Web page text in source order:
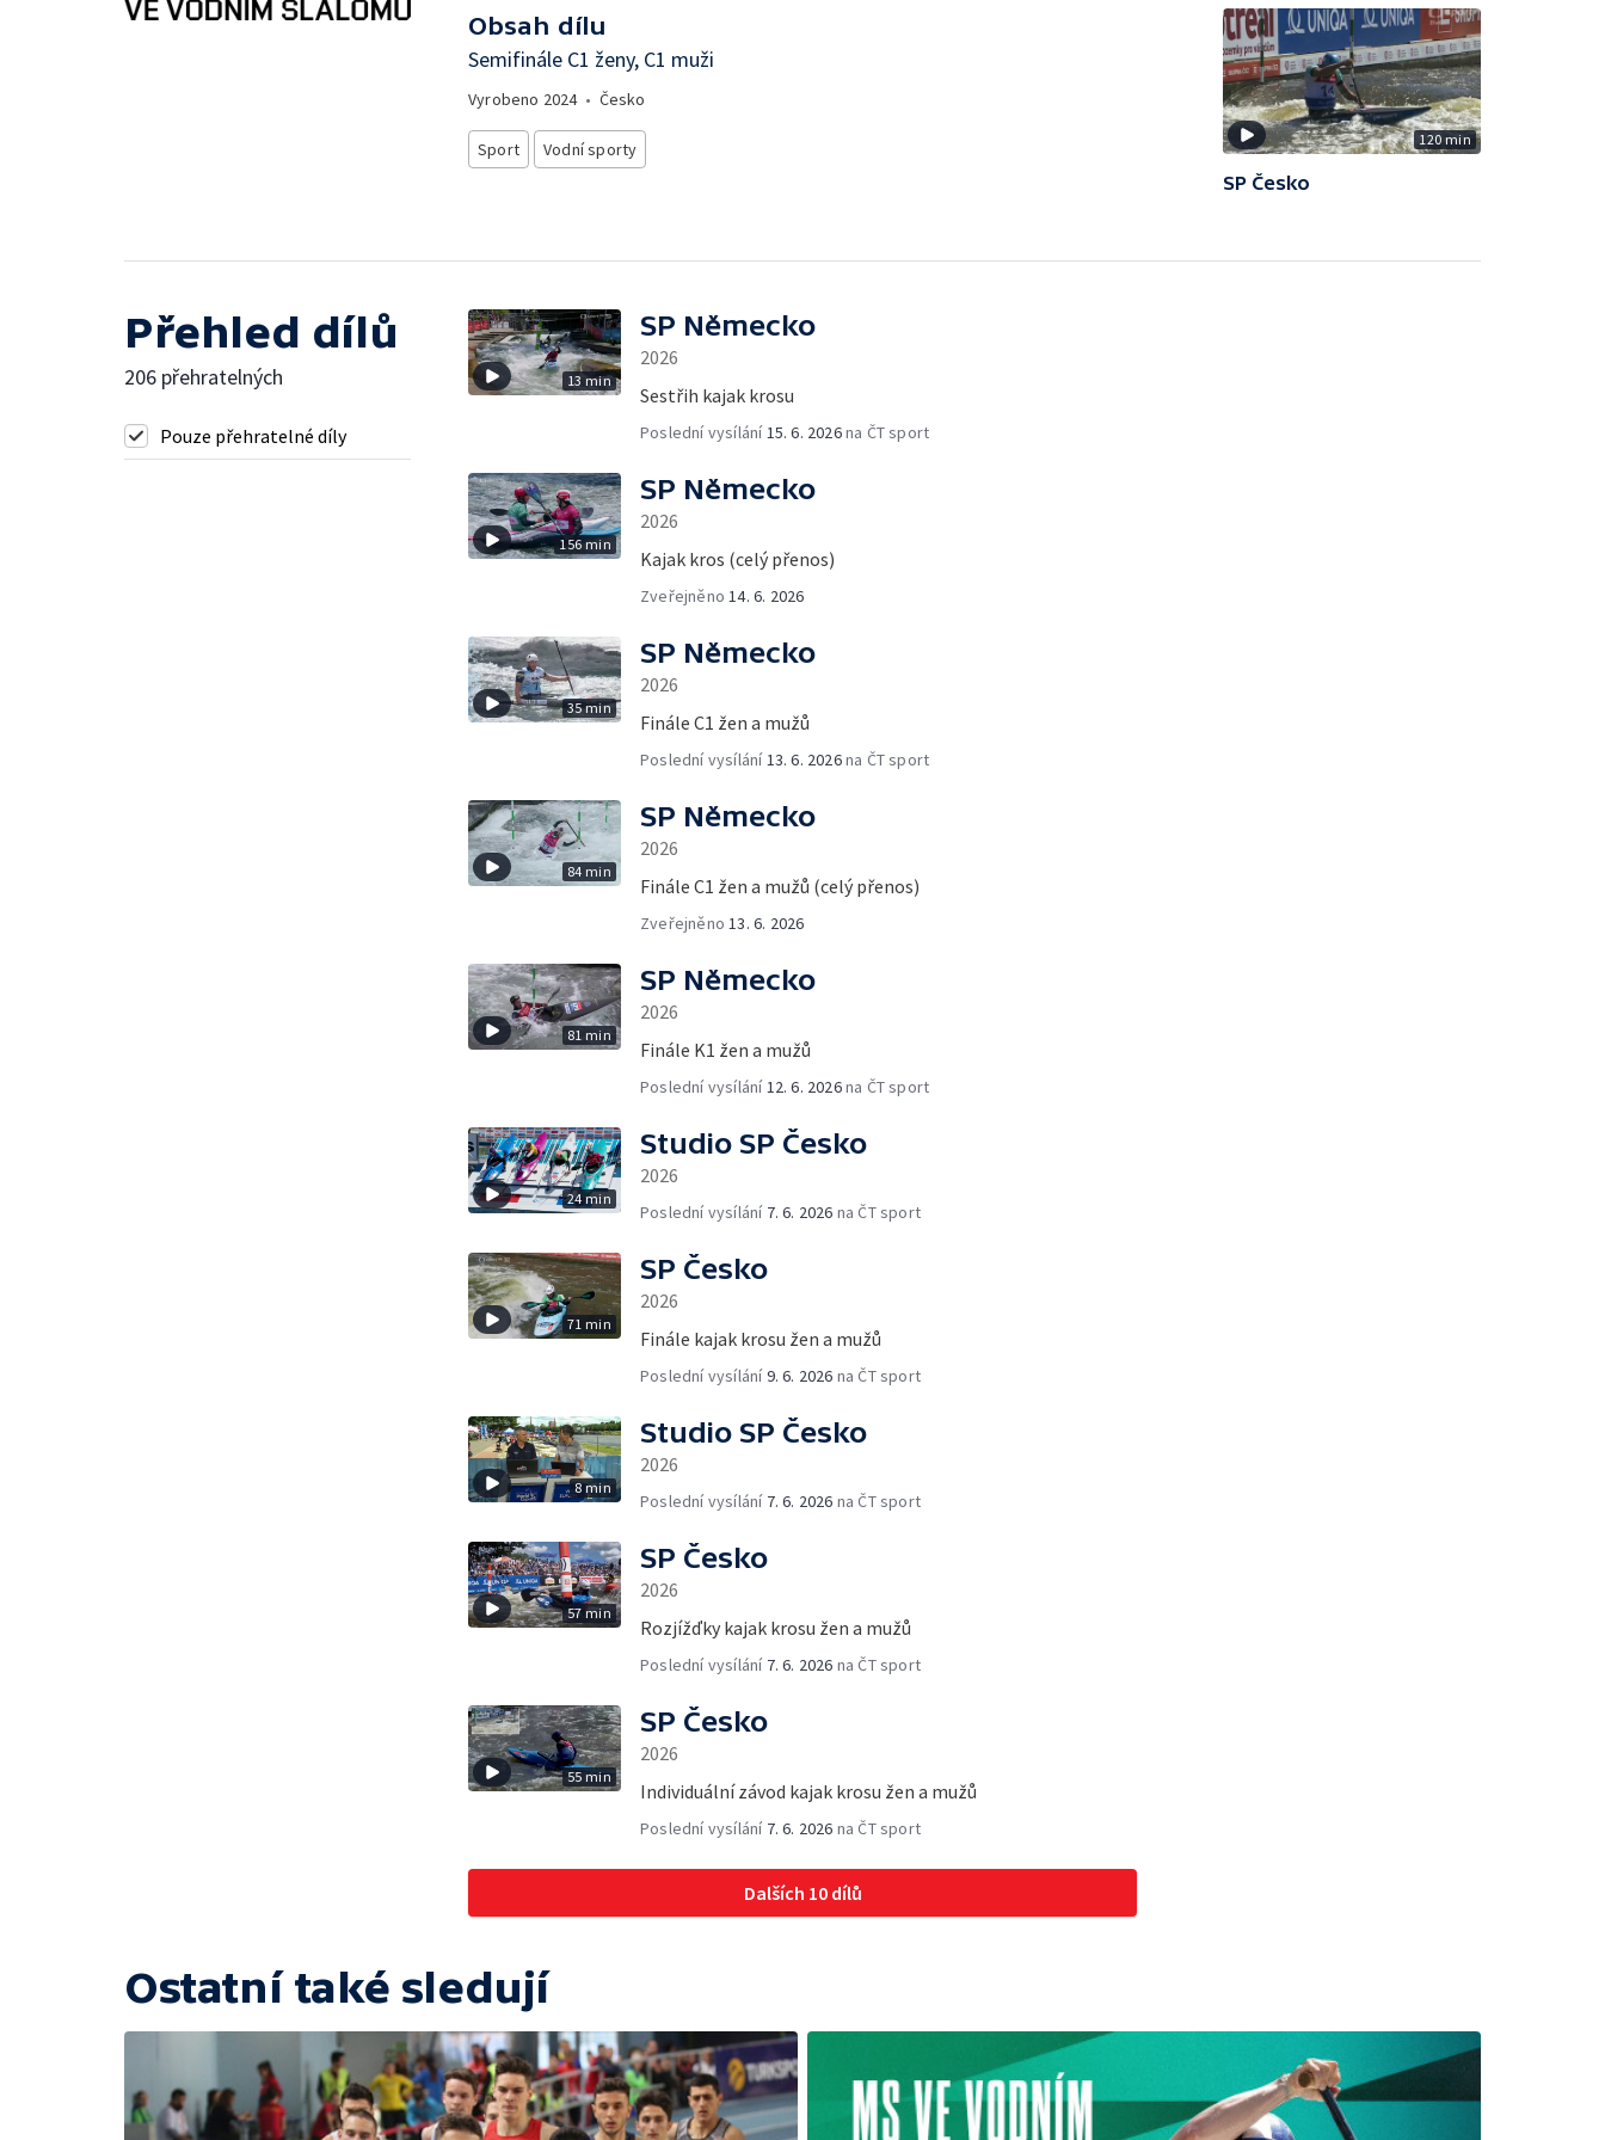
Obsah dílu
Semifinále C1 ženy, C1 muži
Vyrobeno 2024• Česko
Sport Vodní sporty 120 min
SP Česko
Přehled dílů
206 přehratelných
Pouze přehratelné díly
13 min
SP Německo
2026
Sestřih kajak krosu
Poslední vysílání 15. 6. 2026na ČT sport
156 min
SP Německo
2026
Kajak kros (celý přenos)
Zveřejněno 14. 6. 2026
35 min
SP Německo
2026
Finále C1 žen a mužů
Poslední vysílání 13. 6. 2026na ČT sport
84 min
SP Německo
2026
Finále C1 žen a mužů (celý přenos)
Zveřejněno 13. 6. 2026
81 min
SP Německo
2026
Finále K1 žen a mužů
Poslední vysílání 12. 6. 2026na ČT sport
24 min
Studio SP Česko
2026
Poslední vysílání 7. 6. 2026 na ČT sport
71 min
SP Česko
2026
Finále kajak krosu žen a mužů
Poslední vysílání9. 6. 2026 na ČT sport
8 min
Studio SP Česko
2026
Poslední vysílání 7. 6. 2026 na ČT sport
57 min
SP Česko
2026
Rozjížďky kajak krosu žen a mužů
Poslední vysílání 7. 6. 2026 na ČT sport
55 min
SP Česko
2026
Individuální závod kajak krosu žen a mužů
Poslední vysílání 7. 6. 2026 na ČT sport
Dalších 10 dílů
Ostatní také sledují